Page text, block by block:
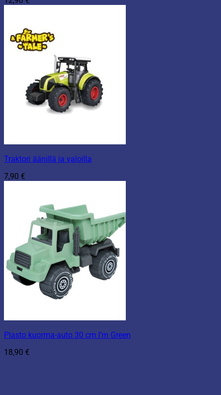
Traktori äänillä ja valoilla
7,90 €
Plasto kuorma-auto 30 cm I’m Green
18,90 €